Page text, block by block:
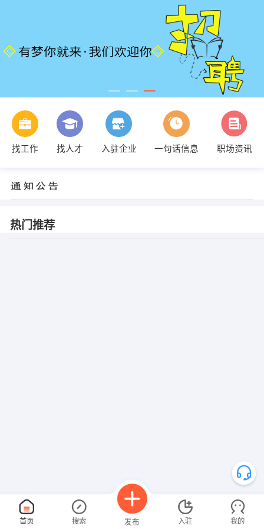
找工作 找人才 入驻企业 一句话信息 职场资讯
热门推荐
首页 搜索 发布 入驻 我的